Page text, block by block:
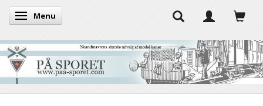
Skifte navigation
Menu